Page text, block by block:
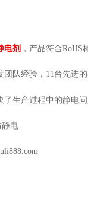
电剂 ，产品符合RoHS
团队经验，11台先进
了生产过程中的静电
静电